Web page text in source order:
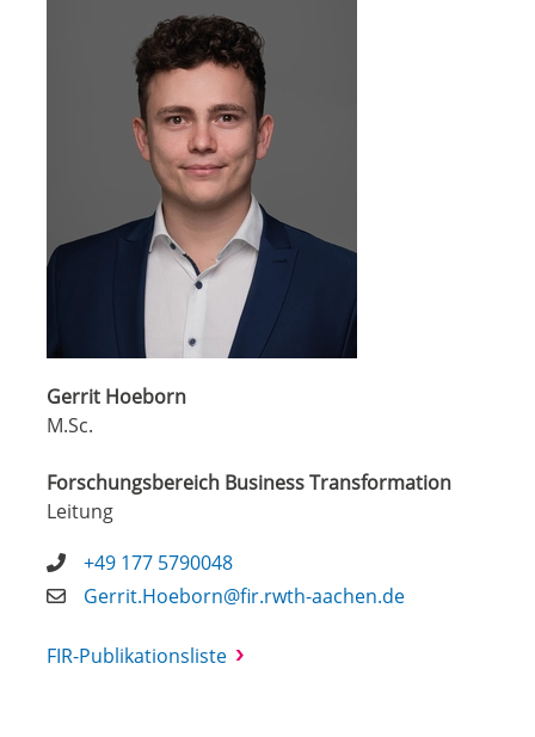
Gerrit Hoeborn
M.Sc.
Forschungsbereich Business Transformation
Leitung
+49 177 5790048
Gerrit.Hoeborn@fir.rwth-aachen.de
FIR-Publikationsliste